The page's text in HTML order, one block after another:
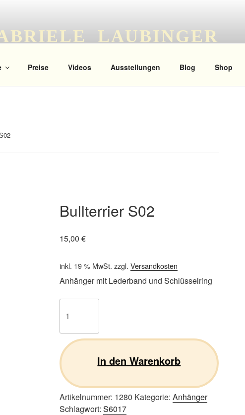
LAUBINGER
Preise Videos Ausstellungen Blog Shop
Bullterrier S02
15,00 €
inkl. 19 % MwSt. zzgl. Versandkosten
Anhänger mit Lederband und Schlüsselring
S02
In den Warenkorb
Artikelnummer: 1280 Kategorie: Anhänger
Schlagwort: S6017